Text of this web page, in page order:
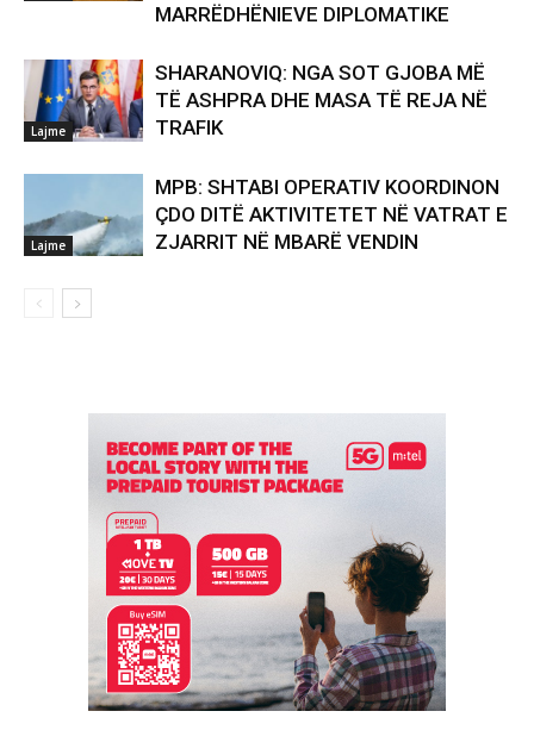
MARRËDHËNIEVE DIPLOMATIKE
Lajme
SHARANOVIQ: NGA SOT GJOBA MË
TË ASHPRA DHE MASA TË REJA NË
TRAFIK
Lajme
MPB: SHTABI OPERATIV KOORDINON
ÇDO DITË AKTIVITETET NË VATRAT E
ZJARRIT NË MBARË VENDIN